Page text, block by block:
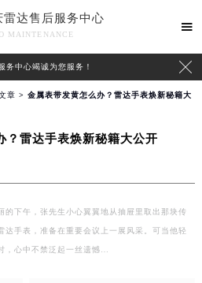
雷达售后服务中心
MAINTENANCE

务中心竭诚为您服务！ 
章 > 金属表带发黄怎么办？雷达手表焕新秘籍大
？雷达手表焕新秘籍大公开
的下午，张先生小心翼翼地从抽屉里取出那块传
达手表，准备在重要会议上一展风采。可当他轻
，心中不禁泛起一丝遗憾…